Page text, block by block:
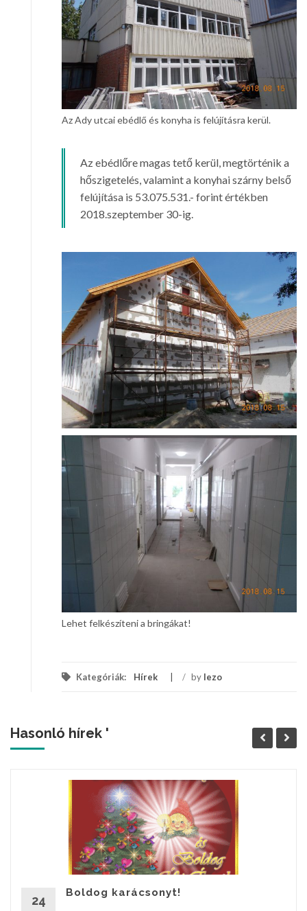
Az Ady utcai ebédlő és konyha is felújításra kerül.
Az ebédlőre magas tető kerül, megtörténik a
hőszigetelés, valamint a konyhai szárny belső
felújítása is 53.075.531.- forint értékben
2018.szeptember 30-ig.
Lehet felkészíteni a bringákat!
Kategóriák: Hírek / by lezo
Hasonló hírek '
24
Boldog karácsonyt!